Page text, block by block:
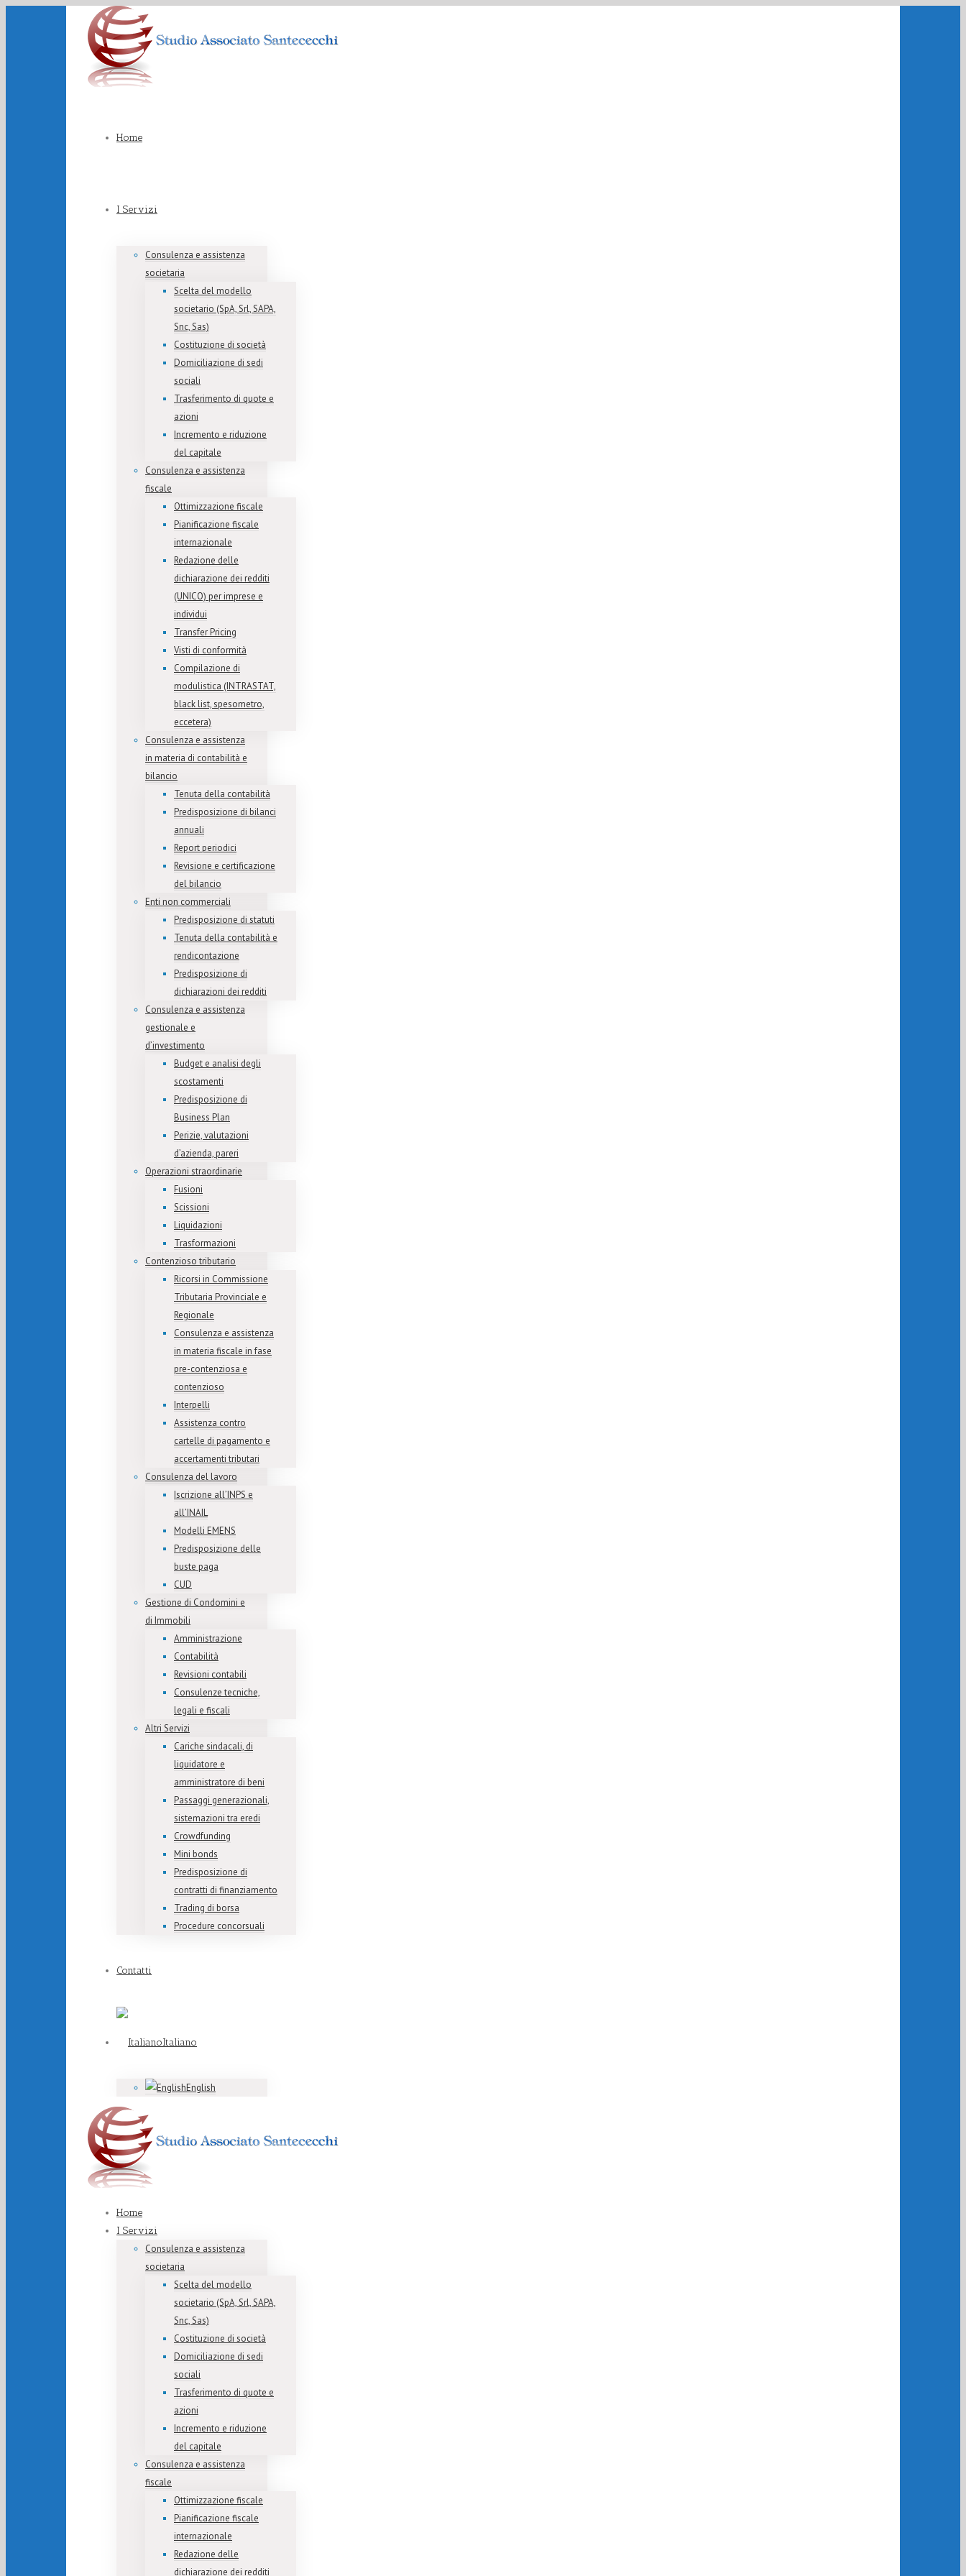
Home
I Servizi
Consulenza e assistenza
societaria
Scelta del modello
societario (SpA, Srl, SAPA,
Snc, Sas)
Costituzione di società
Domiciliazione di sedi
sociali
Trasferimento di quote e
azioni
Incremento e riduzione
del capitale
Consulenza e assistenza
fiscale
Ottimizzazione fiscale
Pianificazione fiscale
internazionale
Redazione delle
dichiarazione dei redditi
(UNICO) per imprese e
individui
Transfer Pricing
Visti di conformità
Compilazione di
modulistica (INTRASTAT,
black list, spesometro,
eccetera)
Consulenza e assistenza
in materia di contabilità e
bilancio
Tenuta della contabilità
Predisposizione di bilanci
annuali
Report periodici
Revisione e certificazione
del bilancio
Enti non commerciali
Predisposizione di statuti
Tenuta della contabilità e
rendicontazione
Predisposizione di
dichiarazioni dei redditi
Consulenza e assistenza
gestionale e
d’investimento
Budget e analisi degli
scostamenti
Predisposizione di
Business Plan
Perizie, valutazioni
d’azienda, pareri
Operazioni straordinarie
Fusioni
Scissioni
Liquidazioni
Trasformazioni
Contenzioso tributario
Ricorsi in Commissione
Tributaria Provinciale e
Regionale
Consulenza e assistenza
in materia fiscale in fase
pre-contenziosa e
contenzioso
Interpelli
Assistenza contro
cartelle di pagamento e
accertamenti tributari
Consulenza del lavoro
Iscrizione all’INPS e
all’INAIL
Modelli EMENS
Predisposizione delle
buste paga
CUD
Gestione di Condomini e
di Immobili
Amministrazione
Contabilità
Revisioni contabili
Consulenze tecniche,
legali e fiscali
Altri Servizi
Cariche sindacali, di
liquidatore e
amministratore di beni
Passaggi generazionali,
sistemazioni tra eredi
Crowdfunding
Mini bonds
Predisposizione di
contratti di finanziamento
Trading di borsa
Procedure concorsuali
Contatti
Italiano
English
Home
I Servizi
Consulenza e assistenza
societaria
Scelta del modello
societario (SpA, Srl, SAPA,
Snc, Sas)
Costituzione di società
Domiciliazione di sedi
sociali
Trasferimento di quote e
azioni
Incremento e riduzione
del capitale
Consulenza e assistenza
fiscale
Ottimizzazione fiscale
Pianificazione fiscale
internazionale
Redazione delle
dichiarazione dei redditi